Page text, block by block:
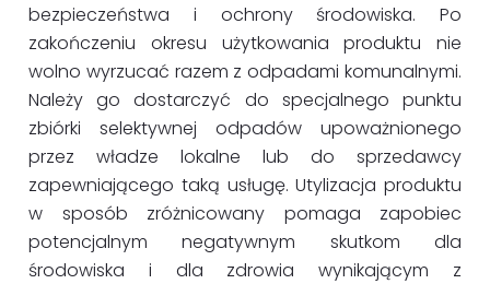
bezpieczeństwa i ochrony środowiska. Po
zakończeniu okresu użytkowania produktu nie
wolno wyrzucać razem z odpadami komunalnymi.
Należy go dostarczyć do specjalnego punktu
zbiórki selektywnej odpadów upoważnionego
przez władze lokalne lub do sprzedawcy
zapewniającego taką usługę. Utylizacja produktu
w sposób zróżnicowany pomaga zapobiec
potencjalnym negatywnym skutkom dla
środowiska i dla zdrowia wynikającym z